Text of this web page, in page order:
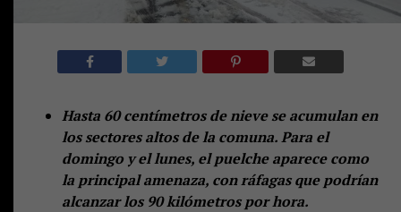
Hasta 60 centímetros de nieve se acumulan en
los sectores altos de la comuna. Para el
domingo y el lunes, el puelche aparece como
la principal amenaza, con ráfagas que podrían
alcanzar los 90 kilómetros por hora.